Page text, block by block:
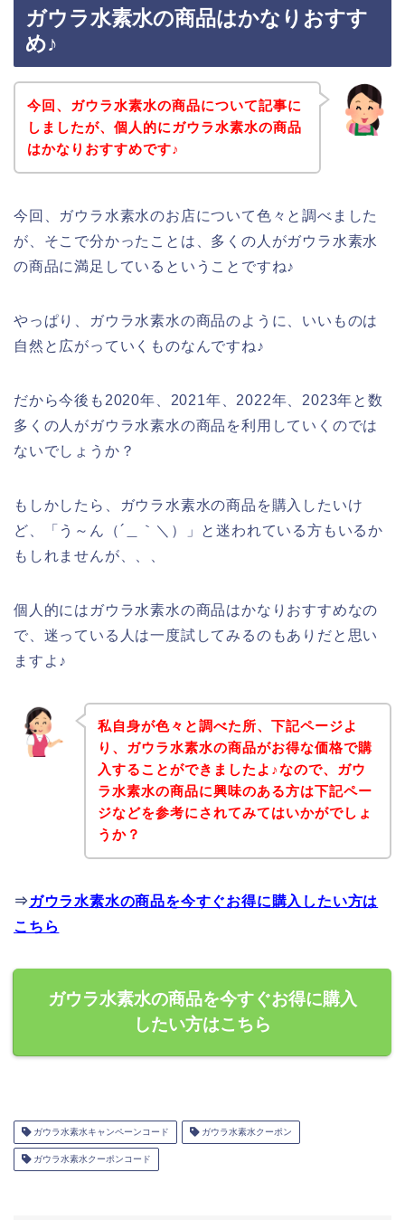
ガウラ水素水の商品はかなりおすす
め♪
今回、ガウラ水素水の商品について記事に
しましたが、個人的にガウラ水素水の商品
はかなりおすすめです♪
今回、ガウラ水素水のお店について色々と調べました
が、そこで分かったことは、多くの人がガウラ水素水
の商品に満足しているということですね♪
やっぱり、ガウラ水素水の商品のように、いいものは
自然と広がっていくものなんですね♪
だから今後も2020年、2021年、2022年、2023年と数
多くの人がガウラ水素水の商品を利用していくのでは
ないでしょうか？
もしかしたら、ガウラ水素水の商品を購入したいけ
ど、「う～ん（´＿｀＼）」と迷われている方もいるか
もしれませんが、、、
個人的にはガウラ水素水の商品はかなりおすすめなの
で、迷っている人は一度試してみるのもありだと思い
ますよ♪
私自身が色々と調べた所、下記ページよ
り、ガウラ水素水の商品がお得な価格で購
入することができましたよ♪なので、ガウ
ラ水素水の商品に興味のある方は下記ペー
ジなどを参考にされてみてはいかがでしょ
うか？
⇒ ガウラ水素水の商品を今すぐお得に購入したい方は
こちら
ガウラ水素水の商品を今すぐお得に購入
したい方はこちら
ガウラ水素水キャンペーンコード ガウラ水素水クーポン
ガウラ水素水クーポンコード